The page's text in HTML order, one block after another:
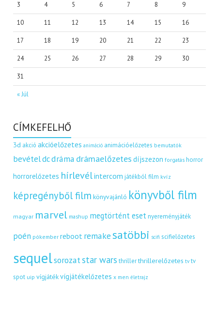
« Júl
3 4 5 6 7 8 9
10 11 12 13 14 15 16
17 18 19 20 21 22 23
24 25 26 27 28 29 30
31
CÍMKEFELHŐ
3d akció akcióelőzetes animáció animációelőzetes bemutatók
bevételdcdráma drámaelőzetes díjszezon forgatás horror
horrorelőzetes hírlevélintercom játékból film kvíz
képregényből film könyvajánló könyvből film
magyar marvel mashup megtörtént eset nyereményjáték
poén pókember reboot remakesatöbbi scifi scifielőzetes
sequelsorozatstar wars thriller thrillerelőzetes tv tv
spot uip vígjátékvígjátékelőzetes x men életrajz